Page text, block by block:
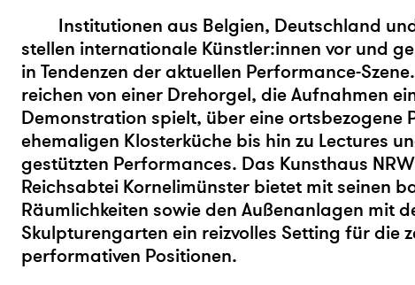
Institutionen aus Belgien, Deutschland
stellen internationale Künstler:innen vor und
in Tendenzen der aktuellen Performance-
reichen von einer Drehorgel, die Aufnahmen
Demonstration spielt, über eine ortsbezogene
ehemaligen Klosterküche bis hin zu Lectures
gestützten Performances. Das Kunsthaus
Reichsabtei Kornelimünster bietet mit seinen
Räumlichkeiten sowie den Außenanlagen mit
Skulpturengarten ein reizvolles Setting für die
performativen Positionen.